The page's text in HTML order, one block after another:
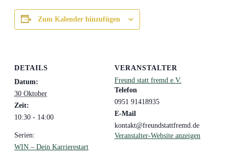
Zum Kalender hinzufügen
DETAILS
Datum:
30 Oktober
Zeit:
10:30 - 14:00
Serien:
WIN – Dein Karrierestart
VERANSTALTER
Freund statt fremd e.V.
Telefon
0951 91418935
E-Mail
kontakt@freundstattfremd.de
Veranstalter-Website anzeigen